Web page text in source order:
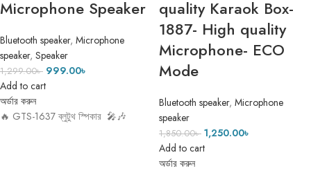
Microphone Speaker
Bluetooth speaker, Microphone
speaker, Speaker
1,299.00৳ 999.00৳
Add to cart
অর্ডার করুন
🔥 GTS-1637 ব্লুটুথ স্পিকার 🎤🎶
quality Karaok Box-
1887- High quality
Microphone- ECO
Mode
Bluetooth speaker, Microphone
speaker
1,850.00৳ 1,250.00৳
Add to cart
অর্ডার করুন